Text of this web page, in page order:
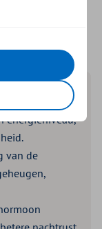
energieniveau,
van de